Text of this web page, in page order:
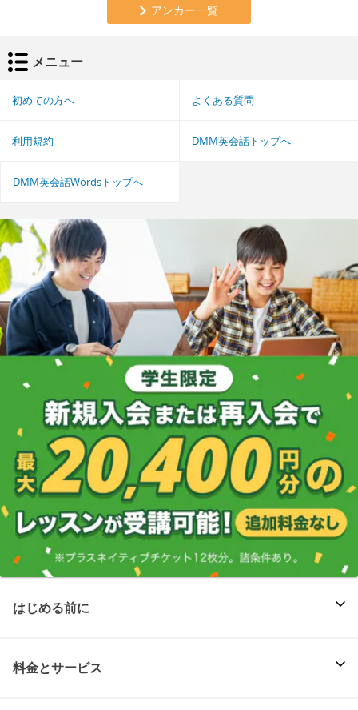
アンカー一覧
メニュー
初めての方へ よくある質問
利用規約 DMM英会話トップへ
DMM英会話Wordsトップへ
はじめる前に
料金とサービス